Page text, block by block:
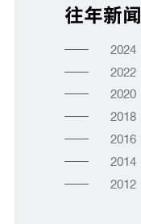
往年新闻
2024
2022
2020
2018
2016
2014
2012